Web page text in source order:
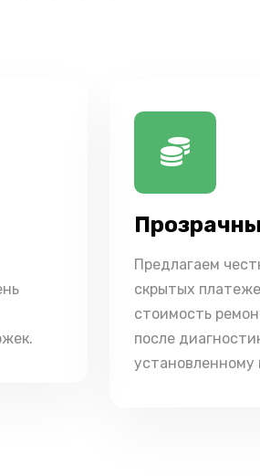
Предлагаем
скрытых
стоимость
после
установленному